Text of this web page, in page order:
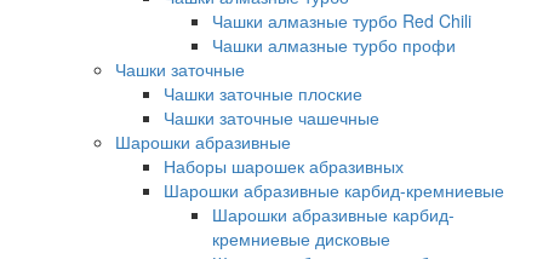
Чашки алмазные турбо Red Chili
Чашки алмазные турбо профи
Чашки заточные
Чашки заточные плоские
Чашки заточные чашечные
Шарошки абразивные
Наборы шарошек абразивных
Шарошки абразивные карбид-кремниевые
Шарошки абразивные карбид-
кремниевые дисковые